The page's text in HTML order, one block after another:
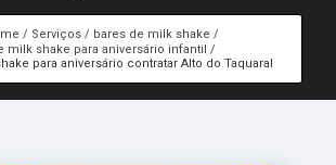
Serviços
bares de milk shake
milk shake para aniversário infantil
para aniversário contratar Alto do Taquaral